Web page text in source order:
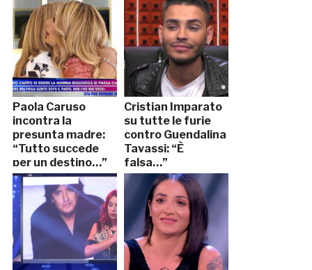
Paola Caruso
incontra la
presunta madre:
“Tutto succede
per un destino…”
Cristian Imparato
su tutte le furie
contro Guendalina
Tavassi: “È
falsa…”